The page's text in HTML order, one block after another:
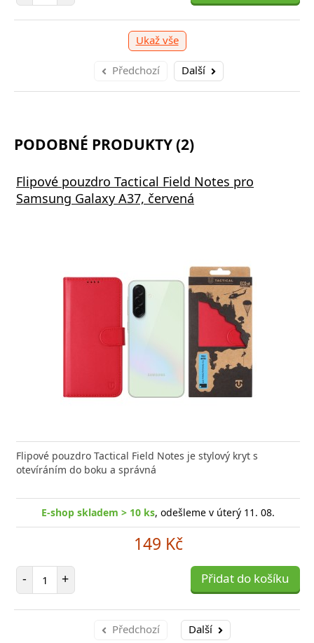
Ukaž vše
Předchozí Další
PODOBNÉ PRODUKTY (2)
Flipové pouzdro Tactical Field Notes pro
Samsung Galaxy A37, červená
Flipové pouzdro Tactical Field Notes je stylový kryt s
otevíráním do boku a správná
E-shop skladem > 10 ks, odešleme v úterý 11. 08.
149 Kč
- Počet položek
+ Přidat do košíku
Předchozí Další